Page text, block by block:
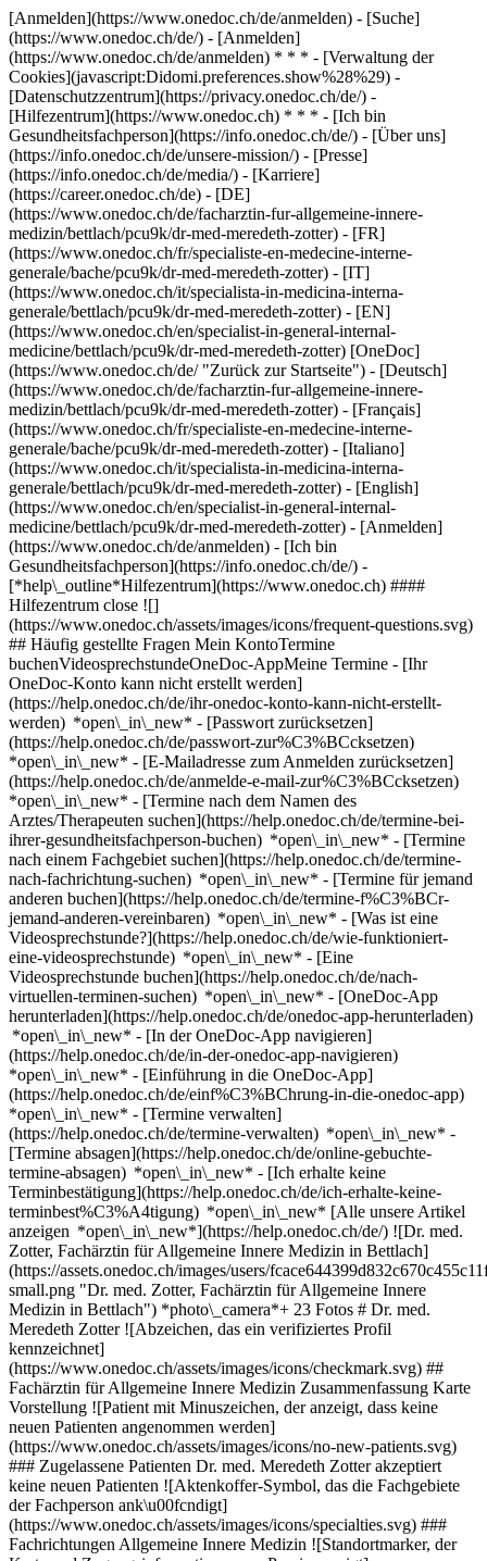
[Anmelden](https://www.onedoc.ch/de/anmelden) - [Suche]
(https://www.onedoc.ch/de/) - [Anmelden]
(https://www.onedoc.ch/de/anmelden) * * * - [Verwaltung der
Cookies](javascript:Didomi.preferences.show%28%29) -
[Datenschutzzentrum](https://privacy.onedoc.ch/de/) -
[Hilfezentrum](https://www.onedoc.ch) * * * - [Ich bin
Gesundheitsfachperson](https://info.onedoc.ch/de/) - [Über uns]
(https://info.onedoc.ch/de/unsere-mission/) - [Presse]
(https://info.onedoc.ch/de/media/) - [Karriere]
(https://career.onedoc.ch/de) - [DE]
(https://www.onedoc.ch/de/facharztin-fur-allgemeine-innere-
medizin/bettlach/pcu9k/dr-med-meredeth-zotter) - [FR]
(https://www.onedoc.ch/fr/specialiste-en-medecine-interne-
generale/bache/pcu9k/dr-med-meredeth-zotter) - [IT]
(https://www.onedoc.ch/it/specialista-in-medicina-interna-
generale/bettlach/pcu9k/dr-med-meredeth-zotter) - [EN]
(https://www.onedoc.ch/en/specialist-in-general-internal-
medicine/bettlach/pcu9k/dr-med-meredeth-zotter) [OneDoc]
(https://www.onedoc.ch/de/ "Zurück zur Startseite") - [Deutsch]
(https://www.onedoc.ch/de/facharztin-fur-allgemeine-innere-
medizin/bettlach/pcu9k/dr-med-meredeth-zotter) - [Français]
(https://www.onedoc.ch/fr/specialiste-en-medecine-interne-
generale/bache/pcu9k/dr-med-meredeth-zotter) - [Italiano]
(https://www.onedoc.ch/it/specialista-in-medicina-interna-
generale/bettlach/pcu9k/dr-med-meredeth-zotter) - [English]
(https://www.onedoc.ch/en/specialist-in-general-internal-
medicine/bettlach/pcu9k/dr-med-meredeth-zotter) - [Anmelden]
(https://www.onedoc.ch/de/anmelden) - [Ich bin
Gesundheitsfachperson](https://info.onedoc.ch/de/) -
[*help\_outline*Hilfezentrum](https://www.onedoc.ch) ####
Hilfezentrum close ![]
(https://www.onedoc.ch/assets/images/icons/frequent-questions.svg)
## Häufig gestellte Fragen Mein KontoTermine
buchenVideosprechstundeOneDoc-AppMeine Termine - [Ihr
OneDoc-Konto kann nicht erstellt werden]
(https://help.onedoc.ch/de/ihr-onedoc-konto-kann-nicht-erstellt-
werden) *open\_in\_new* - [Passwort zurücksetzen]
(https://help.onedoc.ch/de/passwort-zur%C3%BCcksetzen)
*open\_in\_new* - [E-Mailadresse zum Anmelden zurücksetzen]
(https://help.onedoc.ch/de/anmelde-e-mail-zur%C3%BCcksetzen)
*open\_in\_new* - [Termine nach dem Namen des
Arztes/Therapeuten suchen](https://help.onedoc.ch/de/termine-bei-
ihrer-gesundheitsfachperson-buchen) *open\_in\_new* - [Termine
nach einem Fachgebiet suchen](https://help.onedoc.ch/de/termine-
nach-fachrichtung-suchen) *open\_in\_new* - [Termine für jemand
anderen buchen](https://help.onedoc.ch/de/termine-f%C3%BCr-
jemand-anderen-vereinbaren) *open\_in\_new* - [Was ist eine
Videosprechstunde?](https://help.onedoc.ch/de/wie-funktioniert-
eine-videosprechstunde) *open\_in\_new* - [Eine
Videosprechstunde buchen](https://help.onedoc.ch/de/nach-
virtuellen-terminen-suchen) *open\_in\_new* - [OneDoc-App
herunterladen](https://help.onedoc.ch/de/onedoc-app-herunterladen)
*open\_in\_new* - [In der OneDoc-App navigieren]
(https://help.onedoc.ch/de/in-der-onedoc-app-navigieren)
*open\_in\_new* - [Einführung in die OneDoc-App]
(https://help.onedoc.ch/de/einf%C3%BChrung-in-die-onedoc-app)
*open\_in\_new* - [Termine verwalten](https://help.onedoc.ch/de/termine-verwalten) *open\_in\_new* - [Termine absagen](https://help.onedoc.ch/de/online-gebuchte-termine-absagen) *open\_in\_new* - [Ich erhalte keine Terminbestätigung](https://help.onedoc.ch/de/ich-erhalte-keine-terminbest%C3%A4tigung) *open\_in\_new* [Alle unsere Artikel anzeigen *open\_in\_new*](https://help.onedoc.ch/de/) ![Dr. med. Zotter, Fachärztin für Allgemeine Innere Medizin in Bettlach](https://assets.onedoc.ch/images/users/fcace644399d832c670c455c11f8e2ed61f7444195bb0da012a8fdb859359c4f-small.png "Dr. med. Zotter, Fachärztin für Allgemeine Innere Medizin in Bettlach") *photo\_camera*+ 23 Fotos # Dr. med. Meredeth Zotter ![Abzeichen, das ein verifiziertes Profil kennzeichnet](https://www.onedoc.ch/assets/images/icons/checkmark.svg) ## Fachärztin für Allgemeine Innere Medizin Zusammenfassung Karte Vorstellung ![Patient mit Minuszeichen, der anzeigt, dass keine neuen Patienten angenommen werden](https://www.onedoc.ch/assets/images/icons/no-new-patients.svg) ### Zugelassene Patienten Dr. med. Meredeth Zotter akzeptiert keine neuen Patienten ![Aktenkoffer-Symbol, das die Fachgebiete der Fachperson ank\u00fcndigt](https://www.onedoc.ch/assets/images/icons/specialties.svg) ### Fachrichtungen Allgemeine Innere Medizin ![Standortmarker, der Karte und Zugangsinformationen zur Praxis anzeigt](https://www.onedoc.ch/assets/images/icons/map.svg) ### Karte und Anreiseinformationen #### [Ärztezentrum Bettlach](https://www.onedoc.ch/de/medizinische-praxis/bettlach/eo8j/arztezentrum-bettlach) Bielstrasse 31 2544 Bettlach #### Öffnungszeiten Derzeit geschlossen - Öffnet am Samstag um 08:00 *expand\_more* Montag: 07:00 - 18:00 Dienstag: 07:00 - 18:00 Mittwoch: 07:00 - 18:00 Donnerstag: 07:00 - 18:00 Freitag: 07:00 - 18:00 Samstag: 08:00 - 11:00 Sonntag: Geschlossen ![Dokument-Symbol, das die Vorstellung der Praxis ankündigt](https://www.onedoc.ch/assets/images/icons/presentation.svg) ### Vorstellung der Gesundheitsfachperson ## Meredeth Zotter Fachärztin FMH für allgemeine innere Medizin Seit 2025 als Hausärztin im Ärztezentrum Bettlach __Werdegang__ - Staatsexamen Universität Bern (2017) - Weiterbildung von 2018-2024 in Notfallmedizin, innerer Medizin und Hausarztmedizin. [*arrow\_drop\_down*Mehr anzeigen](https://www.onedoc.ch) [![Dr. med. Zotter, Fachärztin für Allgemeine Innere Medizin in Bettlach](https://assets.onedoc.ch/images/users/fcace644399d832c670c455c11f8e2ed61f7444195bb0da012a8fdb859359c4f-small.png "Dr. med. Zotter, Fachärztin für Allgemeine Innere Medizin in Bettlach")](https://assets.onedoc.ch/images/users/fcace644399d832c670c455c11f8e2ed61f7444195bb0da012a8fdb859359c4f.png)[![Ärztezentrum Bettlach, Medizinische Praxis in Bettlach](https://assets.onedoc.ch/images/entities/a0b4035bb22268e277383c3b384227d39bd2c4de69f332c493a2c666db56f0c9-small.jpg "Ärztezentrum Bettlach, Medizinische Praxis in Bettlach")](https://assets.onedoc.ch/images/entities/a0b4035bb22268e277383c3b384227d39bd2c4de69f332c493a2c666db56f0c9.jpg)[![Ärztezentrum Bettlach, Medizinische Praxis in Bettlach](https://assets.onedoc.ch/images/entities/7fb38bf2a962a767b5a12222a73aca8a3fdcfc1a73238b3aa8da7a86b4882e9a-small.jpg "Ärztezentrum Bettlach, Medizinische Praxis in Bettlach")](https://assets.onedoc.ch/images/entities/7fb38bf2a962a767b5a12222a73aca8a3fdcfc1a73238b3aa8da7a86b4882e9a.jpg)[![Ärztezentrum Bettlach, Medizinische Praxis in Bettlach](https://assets.onedoc.ch/images/entities/21297699fd4b0fdf974b10b7948dcc301296af10724cb4436c5fd354b5364670-small.jpg "Ärztezentrum Bettlach, Medizinische Praxis in Bettlach")](https://assets.onedoc.ch/images/entities/21297699fd4b0fdf974b10b7948dcc301296af10724cb4436c5fd354b5364670.jpg)[![Ärztezentrum Bettlach, Medizinische Praxis in Bettlach](https://assets.onedoc.ch/images/entities/4db680bea3852f23bf28e682035ca0a2344aa31012535a6a3592c2994c7f037f-small.jpg "Ärztezentrum Bettlach, Medizinische Praxis in Bettlach")](https://assets.onedoc.ch/images/entities/4db680bea3852f23bf28e682035ca0a2344aa31012535a6a3592c2994c7f037f.jpg)[![Ärztezentrum Bettlach, Medizinische Praxis in Bettlach](https://assets.onedoc.ch/images/entities/c9f9bd315f94a0d99bd994a4be7ff4283703eb58e2aa6364a36fdfbc14563263-small.jpg "Ärztezentrum Bettlach, Medizinische Praxis in Bettlach")](https://assets.onedoc.ch/images/entities/c9f9bd315f94a0d99bd994a4be7ff4283703eb58e2aa6364a36fdfbc14563263.jpg)[![Ärztezentrum Bettlach, Medizinische Praxis in Bettlach](https://assets.onedoc.ch/images/entities/4e471b25475395200abfbcf95cfdec4fc794b670c13f80decd0fd0c8dab0447f-small.jpg "Ärztezentrum Bettlach, Medizinische Praxis in Bettlach")](https://assets.onedoc.ch/images/entities/4e471b25475395200abfbcf95cfdec4fc794b670c13f80decd0fd0c8dab0447f.jpg)[![Ärztezentrum Bettlach, Medizinische Praxis in Bettlach](https://assets.onedoc.ch/images/entities/1134a69d5baf6b636bc126c8b54dd07864685cc4cad4eab5a367356e0d51dce1-small.jpg "Ärztezentrum Bettlach, Medizinische Praxis in Bettlach")](https://assets.onedoc.ch/images/entities/1134a69d5baf6b636bc126c8b54dd07864685cc4cad4eab5a367356e0d51dce1.jpg)[![Ärztezentrum Bettlach, Medizinische Praxis in Bettlach](https://assets.onedoc.ch/images/entities/68be93aa1c5dfe0026df441a12027ec91e59e2c4efcd033b59f874ea569cb594-small.jpg "Ärztezentrum Bettlach, Medizinische Praxis in Bettlach")](https://assets.onedoc.ch/images/entities/68be93aa1c5dfe0026df441a12027ec91e59e2c4efcd033b59f874ea569cb594.jpg)[![Ärztezentrum Bettlach, Medizinische Praxis in Bettlach](https://assets.onedoc.ch/images/entities/aaac9930f95a0097b07fba630255c169b8bbe816c2d0ea42c8a690582d23ca24-small.jpg "Ärztezentrum Bettlach, Medizinische Praxis in Bettlach")](https://assets.onedoc.ch/images/entities/aaac9930f95a0097b07fba630255c169b8bbe816c2d0ea42c8a690582d23ca24.jpg)[![Ärztezentrum Bettlach, Medizinische Praxis in Bettlach](https://assets.onedoc.ch/images/entities/f0a915fafa3a2c0dd79b1de8a13ad60947821e5ce0b3be002a4a83fb079996bd-small.jpg "Ärztezentrum Bettlach, Medizinische Praxis in Bettlach")](https://assets.onedoc.ch/images/entities/f0a915fafa3a2c0dd79b1de8a13ad60947821e5ce0b3be002a4a83fb079996bd.jpg)[![Ärztezentrum Bettlach, Medizinische Praxis in Bettlach](https://assets.onedoc.ch/images/entities/d89294b0f8518ff3fd3c7660bae98d644f56fa4123b2e2cf65bc3982cf73401b-small.jpg "Ärztezentrum Bettlach, Medizinische Praxis in Bettlach")](https://assets.onedoc.ch/images/entities/d89294b0f8518ff3fd3c7660bae98d644f56fa4123b2e2cf65bc3982cf73401b.jpg)[![Ärztezentrum Bettlach, Medizinische Praxis in Bettlach](https://assets.onedoc.ch/images/entities/024b17677f632c8796efdde8afd6fcf649728f3475760900a19b3c6f323e1b97-small.jpg "Ärztezentrum Bettlach, Medizinische Praxis in Bettlach")](https://assets.onedoc.ch/images/entities/024b17677f632c8796efdde8afd6fcf649728f3475760900a19b3c6f323e1b97.jpg)[![Ärztezentrum Bettlach, Medizinische Praxis in Bettlach](https://assets.onedoc.ch/images/entities/8d6c2d1e29a4da45996c426518df29890853ad5c64d562eac8fc474b5cdcba98-small.jpg "Ärztezentrum Bettlach, Medizinische Praxis in Bettlach")](https://assets.onedoc.ch/images/entities/8d6c2d1e29a4da45996c426518df29890853ad5c64d562eac8fc474b5cdcba98.jpg)[![Ärztezentrum Bettlach, Medizinische Praxis in Bettlach](https://assets.onedoc.ch/images/entities/fdb2f25149b35b9f8b0a6a2be4b2a1c5986a48b187094c037c6afe0bee5af266-small.jpg "Ärztezentrum Bettlach, Medizinische Praxis in Bettlach")](https://assets.onedoc.ch/images/entities/fdb2f25149b35b9f8b0a6a2be4b2a1c5986a48b187094c037c6afe0bee5af266.jpg)[![Ärztezentrum Bettlach, Medizinische Praxis in Bettlach](https://assets.onedoc.ch/images/entities/f9b617267347e019b30f64d41ab2456ce9d6262b2d18db5d32cf542d60c2498c-small.jpg "Ärztezentrum Bettlach, Medizinische Praxis in Bettlach")](https://assets.onedoc.ch/images/entities/f9b617267347e019b30f64d41ab2456ce9d6262b2d18db5d32cf542d60c2498c.jpg)[![Ärztezentrum Bettlach, Medizinische Praxis in Bettlach](https://assets.onedoc.ch/images/entities/90b90ab19c2cb4ba66916b46bf27e93d675e6567942dd60c90c6786e2cfd7937-small.jpg "Ärztezentrum Bettlach, Medizinische Praxis in Bettlach")](https://assets.onedoc.ch/images/entities/90b90ab19c2cb4ba66916b46bf27e93d675e6567942dd60c90c6786e2cfd7937.jpg)[![Ärztezentrum Bettlach, Medizinische Praxis in Bettlach](https://assets.onedoc.ch/images/entities/641af3d1e88723c369f540727343a9d2a792693c92003138dd9b735bc689795d-small.jpg "Ärztezentrum Bettlach, Medizinische Praxis in Bettlach")](https://assets.onedoc.ch/images/entities/641af3d1e88723c369f540727343a9d2a792693c92003138dd9b735bc689795d.jpg)[![Ärztezentrum Bettlach, Medizinische Praxis in Bettlach](https://assets.onedoc.ch/images/entities/a0aabfe8fbd3afb8b182a27d6a2975d63753e36399f6b347aaf14d313564a7e1-small.jpg "Ärztezentrum Bettlach, Medizinische Praxis in Bettlach")](https://assets.onedoc.ch/images/entities/a0aabfe8fbd3afb8b182a27d6a2975d63753e36399f6b347aaf14d313564a7e1.jpg)[![Ärztezentrum Bettlach, Medizinische Praxis in Bettlach](https://assets.onedoc.ch/images/entities/2ad09a00eac2bdd66569f5fd65a4ecff4a8bfefb2497af9a340f432cfc1f8c89-small.jpg "Ärztezentrum Bettlach, Medizinische Praxis in Bettlach")](https://assets.onedoc.ch/images/entities/2ad09a00eac2bdd66569f5fd65a4ecff4a8bfefb2497af9a340f432cfc1f8c89.jpg)[![Ärztezentrum Bettlach, Medizinische Praxis in Bettlach](https://assets.onedoc.ch/images/entities/728024b0b22fc4d639f61e22f0cb121a46890598edf191348eb890cf96664d4b-small.jpg "Ärztezentrum Bettlach, Medizinische Praxis in Bettlach")](https://assets.onedoc.ch/images/entities/728024b0b22fc4d639f61e22f0cb121a46890598edf191348eb890cf96664d4b.jpg)[![Ärztezentrum Bettlach, Medizinische Praxis in Bettlach](https://assets.onedoc.ch/images/entities/16853b0bba8f66953534ccf8b53a10efaef7c278aaae5938287fbd42a9b8afa0-small.jpg "Ärztezentrum Bettlach, Medizinische Praxis in Bettlach")](https://assets.onedoc.ch/images/entities/16853b0bba8f66953534ccf8b53a10efaef7c278aaae5938287fbd42a9b8afa0.jpg)[![Ärztezentrum Bettlach, Medizinische Praxis